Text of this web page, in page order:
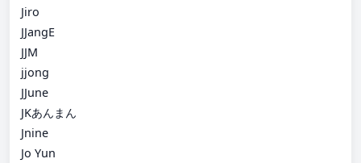
Jiro
JJangE
JJM
jjong
JJune
JKあんまん
Jnine
Jo Yun